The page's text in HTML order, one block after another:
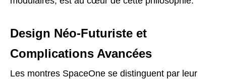
Design Néo-Futuriste et
Complications Avancées
Les montres SpaceOne se distinguent par leur